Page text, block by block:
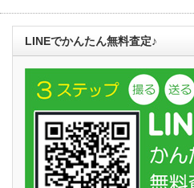
LINEでかんたん無料査定♪